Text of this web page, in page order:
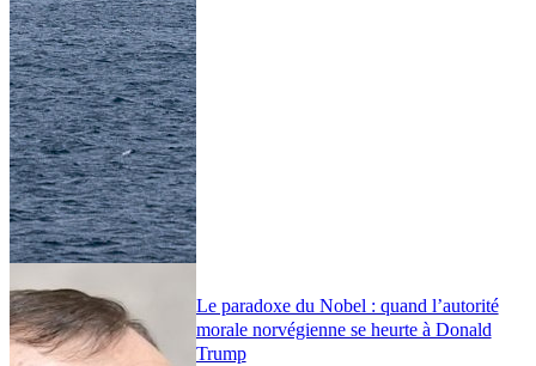
Le paradoxe du Nobel : quand l’autorité
morale norvégienne se heurte à Donald
Trump